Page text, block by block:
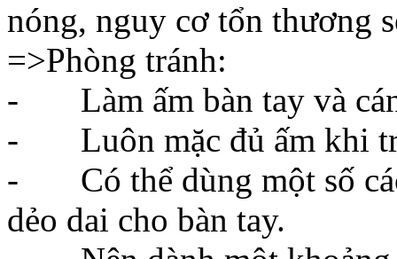
- Luôn mặc đủ ấm khi
- Có thể dùng một số
dẻo dai cho bàn tay.
- Nên dành một khoảng
cơ trước mỗi lần chơi
4.Chơi Guitar hoặc